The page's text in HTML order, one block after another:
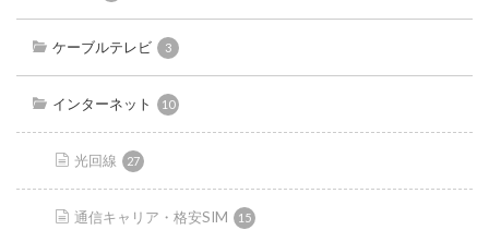
ケーブルテレビ 3
インターネット 10
光回線 27
通信キャリア・格安SIM 15